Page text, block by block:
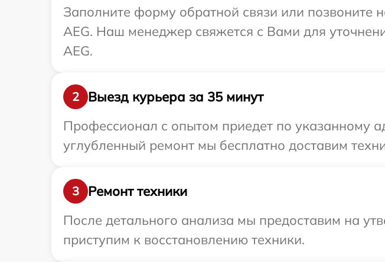
Заполните форму обратной связи или позвоните
AEG. Наш менеджер свяжется с Вами для
AEG.
2
Выезд курьера за 35 минут
Профессионал с опытом приедет по указанному
углубленный ремонт мы бесплатно доставим
3
Ремонт техники
После детального анализа мы предоставим на
приступим к восстановлению техники.